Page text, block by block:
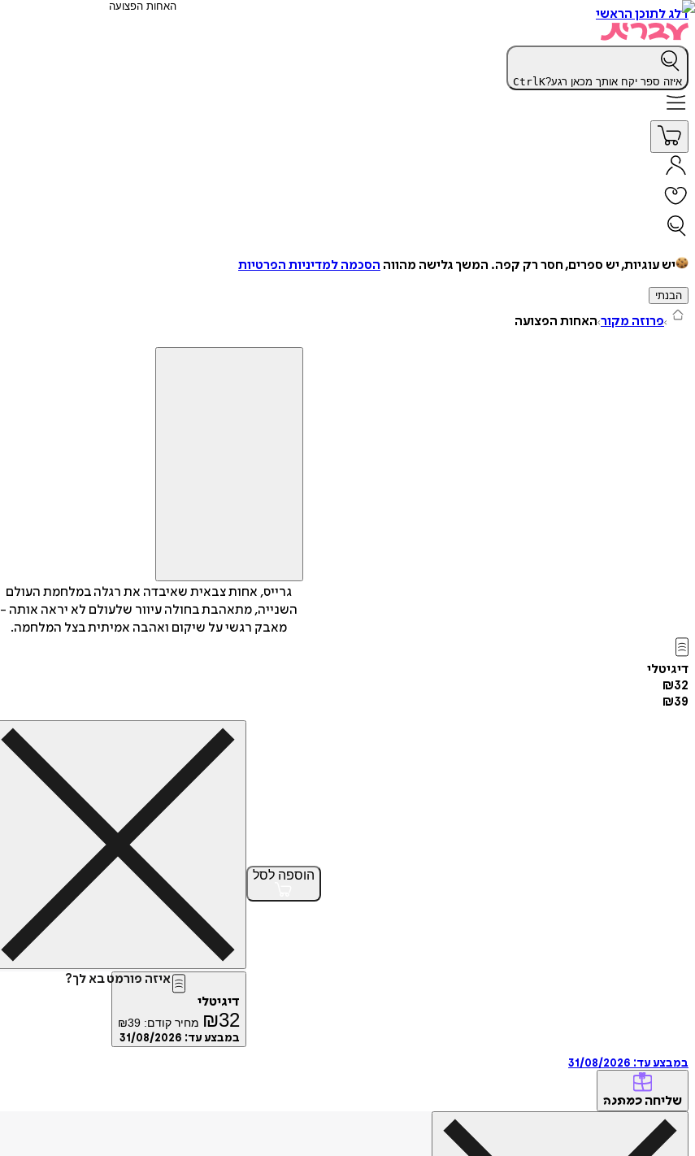
דלג לתוכן הראשי
איזה ספר יקח אותך מכאן רגע? CtrlK
יש עוגיות, יש ספרים, חסר רק קפה. המשך גלישה מהווה הסכמה למדיניות הפרטיות
הבנתי
פרוזה מקור האחות הפצועה
גרייס, אחות צבאית שאיבדה את רגלה במלחמת העולם
השנייה, מתאהבת בחולה עיוור שלעולם לא יראה אותה -
מאבק רגשי על שיקום ואהבה אמיתית בצל המלחמה.
דיגיטלי
₪32
₪39
הוספה לסל
איזה פורמט בא לך?
דיגיטלי
₪32 מחיר קודם: ₪39
במבצע עד: 31/08/2026
במבצע עד: 31/08/2026
שליחה כמתנה